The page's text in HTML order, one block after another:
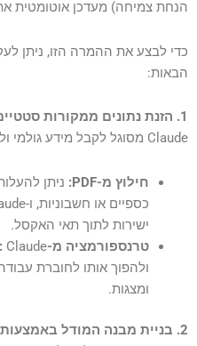
הנחת צמיחה) מעדכן אוטומטית את
כדי לבצע את ההמרה הזו, ניתן
הבאות:
1. הזנת נתונים ממקורות סטטיים
Claude מסוגל לקבל מידע גולמי ולהפוך אותו לתשתית של מודל.
חילוץ מ-PDF:
ישירות לתוך תאי האקסל.
טרנספורמציה מ-CSV:
ולהפוך אותו לחוברת
ומצגות.
2. בניית מבנה המודל באמצעות פרומפטים